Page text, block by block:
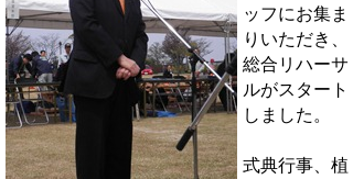
ッフにお集ま
りいただき、
総合リハーサ
ルがスタート
しました。
式典行事、植